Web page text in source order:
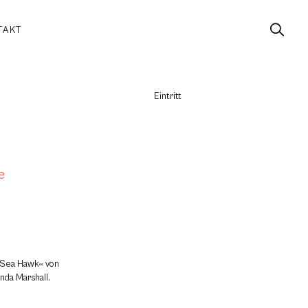
Eintritt
Hawk« von
Marshall.